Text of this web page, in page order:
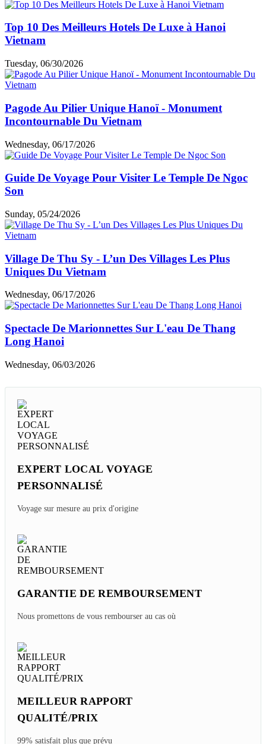
Top 10 Des Meilleurs Hotels De Luxe à Hanoi
Vietnam
Tuesday, 06/30/2026
Pagode Au Pilier Unique Hanoï - Monument
Incontournable Du Vietnam
Wednesday, 06/17/2026
Guide De Voyage Pour Visiter Le Temple De Ngoc
Son
Sunday, 05/24/2026
Village De Thu Sy - L’un Des Villages Les Plus
Uniques Du Vietnam
Wednesday, 06/17/2026
Spectacle De Marionnettes Sur L'eau De Thang
Long Hanoi
Wednesday, 06/03/2026
EXPERT LOCAL VOYAGE
PERSONNALISÉ
Voyage sur mesure au prix d'origine
GARANTIE DE REMBOURSEMENT
Nous promettons de vous rembourser au cas où
MEILLEUR RAPPORT
QUALITÉ/PRIX
99% satisfait plus que prévu